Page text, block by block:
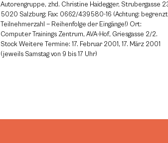
Autorengruppe, zhd. Christine Haidegger, Strubergasse
5020 Salzburg; Fax: 0662/439580-16 (Achtung:
Teilnehmerzahl — Reihenfolge der Eingänge!) Ort:
Computer Trainings Zentrum, AVA-Hof, Griesgasse 2/2.
Stock Weitere Termine: 17. Februar 2001, 17. März 2001
(jeweils Samstag von 9 bis 17 Uhr)